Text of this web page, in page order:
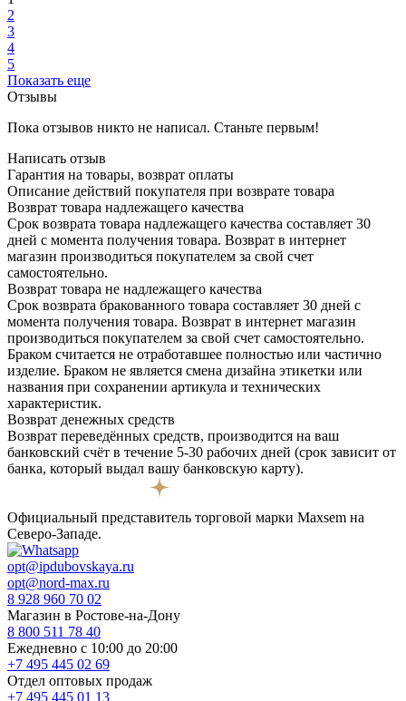
2
3
4
5
Показать еще
Отзывы
Пока отзывов никто не написал. Станьте первым!
Написать отзыв
Гарантия на товары, возврат оплаты
Описание действий покупателя при возврате товара
Возврат товара надлежащего качества
Срок возврата товара надлежащего качества составляет 30
дней с момента получения товара. Возврат в интернет
магазин производиться покупателем за свой счет
самостоятельно.
Возврат товара не надлежащего качества
Срок возврата бракованного товара составляет 30 дней с
момента получения товара. Возврат в интернет магазин
производиться покупателем за свой счет самостоятельно.
Браком считается не отработавшее полностью или частично
изделие. Браком не является смена дизайна этикетки или
названия при сохранении артикула и технических
характеристик.
Возврат денежных средств
Возврат переведённых средств, производится на ваш
банковский счёт в течение 5-30 рабочих дней (срок зависит от
банка, который выдал вашу банковскую карту).
Официальный представитель торговой марки Maxsem на
Северо-Западе.
opt@ipdubovskaya.ru
opt@nord-max.ru
8 928 960 70 02
Магазин в Ростове-на-Дону
8 800 511 78 40
Ежедневно с 10:00 до 20:00
+7 495 445 02 69
Отдел оптовых продаж
+7 495 445 01 13